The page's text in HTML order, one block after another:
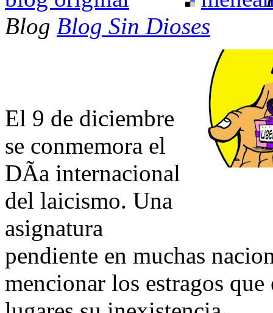
Blog Blog Sin Dioses
El 9 de diciembre
se conmemora el
DÃ­a internacional
del laicismo. Una
asignatura
pendiente en muchas
mencionar los estragos